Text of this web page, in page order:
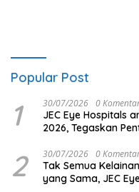
Popular Post
1 30/07/2026 0
JEC Eye Hospitals
2026, Tegaskan
2 30/07/2026 0
Tak Semua
yang Sama, JEC